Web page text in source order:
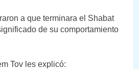
a que terminara el Shabat
de su comportamiento
Tov les explicó: